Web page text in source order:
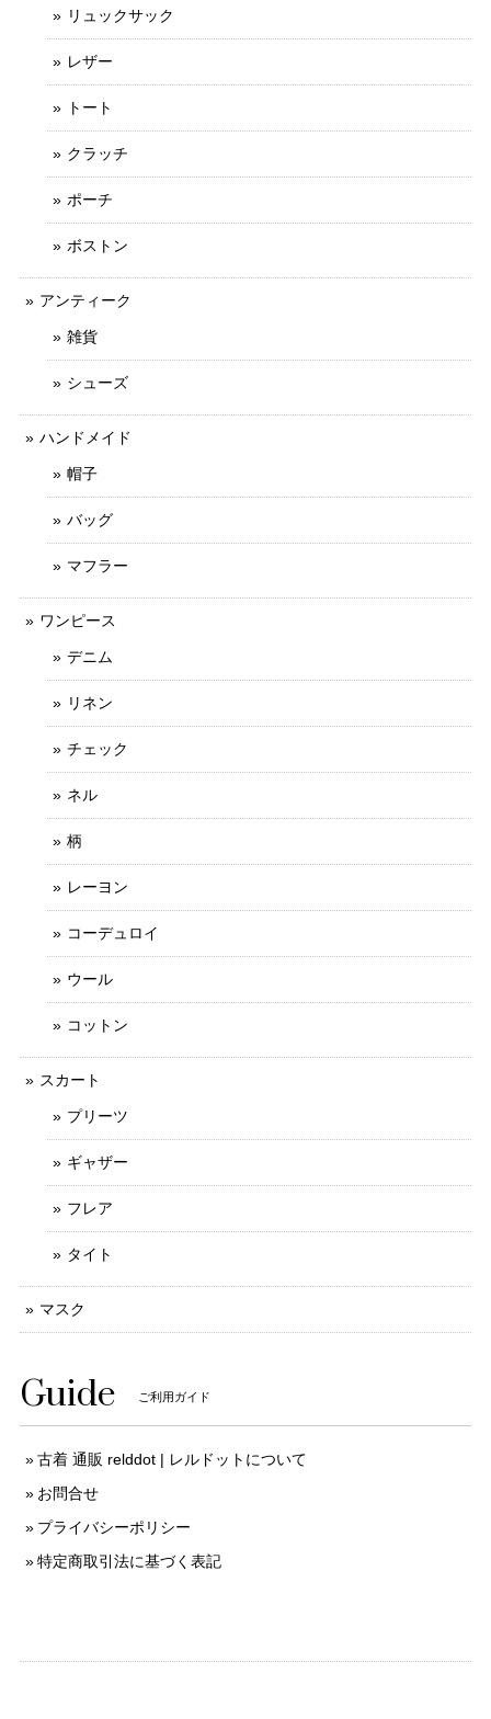
リュックサック
レザー
トート
クラッチ
ポーチ
ボストン
アンティーク
雑貨
シューズ
ハンドメイド
帽子
バッグ
マフラー
ワンピース
デニム
リネン
チェック
ネル
柄
レーヨン
コーデュロイ
ウール
コットン
スカート
プリーツ
ギャザー
フレア
タイト
マスク
Guide ご利用ガイド
古着 通販 relddot | レルドットについて
お問合せ
プライバシーポリシー
特定商取引法に基づく表記